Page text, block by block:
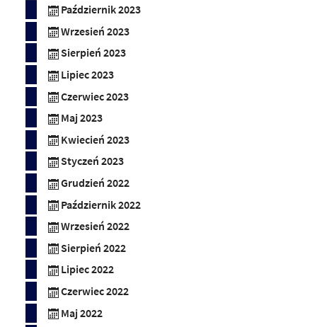
Październik 2023
Wrzesień 2023
Sierpień 2023
Lipiec 2023
Czerwiec 2023
Maj 2023
Kwiecień 2023
Styczeń 2023
Grudzień 2022
Październik 2022
Wrzesień 2022
Sierpień 2022
Lipiec 2022
Czerwiec 2022
Maj 2022